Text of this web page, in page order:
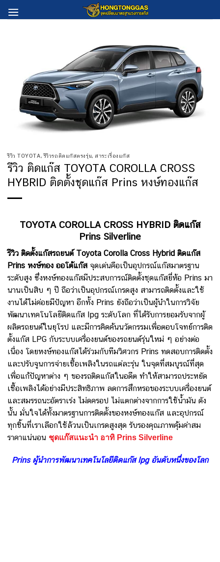
to
รีวิว TOYOTA,รีวิวรถติดแก๊สตรงรุ่น, สาระเรื่องแก๊ส
รีวิว ติดแก๊ส TOYOTA COROLLA CROSS
HYBRID ติดตั้งชุดแก๊ส Prins หงษ์ทองแก๊ส
TOYOTA COROLLA CROSS HYBRID ติดแก๊ส
Prins Silverline
รีวิว ติดตั้งแก๊สรถยนต์ Toyota Corolla Cross Hybrid ติดแก๊ส
Prins หงษ์ทอง ออโต้แก๊ส จุดเด่นคือเป็นอุปกรณ์แก๊สมาตรฐาน
ระดับสูง ซึ่งหงษ์ทองแก๊สมีประสบการณ์ติดตั้งชุดแก๊สยี่ห้อ Prins มา
นานเป็นสิบ ๆ ปี ถือว่าเป็นอุปกรณ์เกรดสูง สามารถติดตั้งและใช้
งานได้ไม่ค่อยมีปัญหา อีกทั้ง Prins ยังถือว่าเป็นผู้นำในการวิจัย
พัฒนาเทคโนโลยีติดแก๊ส lpg ระดับโลก ที่ได้รับการยอมรับจากผู้
ผลิตรถยนต์ในยุโรป และมีการคิดค้นนวัตกรรมเพื่อตอบโจทย์การติด
ตั้งแก๊ส LPG กับระบบเครื่องยนต์ของรถยนต์รุ่นใหม่ ๆ อย่างต่อ
เนื่อง โดยหงษ์ทองแก๊สได้ร่วมกับทีมวิศวกร Prins ทดสอบการติดตั้ง
และปรับจูนการจ่ายเชื้อเพลิงในรถแต่ละรุ่น ในจุดที่สมบูรณ์ที่สุด
เพื่อแก้ปัญหาต่าง ๆ ของรถติดแก๊สในอดีต ทำให้สามารถประหยัด
เชื้อเพลิงได้อย่างมีประสิทธิภาพ ลดการสึกหรอของระบบเครื่องยนต์
และสมรรถนะอัตราเร่ง ไม่ดครอป ไม่แตกต่างจากการใช้น้ำมัน ดัง
นั้น มั่นใจได้ทั้งมาตรฐานการติดตั้งของหงษ์ทองแก๊ส และอุปกรณ์
ทุกชิ้นที่เราเลือกใช้ล้วนเป็นเกรดสูงสุด รับรองคุณภาพคุ้มค่าสม
ราคาแน่นอน ชุดแก๊สแนะนำ อาทิ Prins Silverline
Prins ผู้นำการพัฒนาเทคโนโลยีติดแก๊ส lpg อันดับหนึ่งของโลก